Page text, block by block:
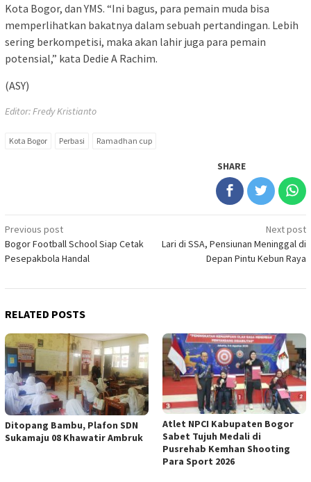
Kota Bogor, dan YMS. “Ini bagus, para pemain muda bisa
memperlihatkan bakatnya dalam sebuah pertandingan. Lebih
sering berkompetisi, maka akan lahir juga para pemain
potensial,” kata Dedie A Rachim.
(ASY)
Editor: Fredy Kristianto
Kota Bogor Perbasi Ramadhan cup
SHARE
Post
navigation
Previous post
Bogor Football School Siap Cetak
Pesepakbola Handal
Next post
Lari di SSA, Pensiunan Meninggal di
Depan Pintu Kebun Raya
RELATED POSTS
Ditopang Bambu, Plafon SDN
Sukamaju 08 Khawatir Ambruk
Atlet NPCI Kabupaten Bogor
Sabet Tujuh Medali di
Pusrehab Kemhan Shooting
Para Sport 2026